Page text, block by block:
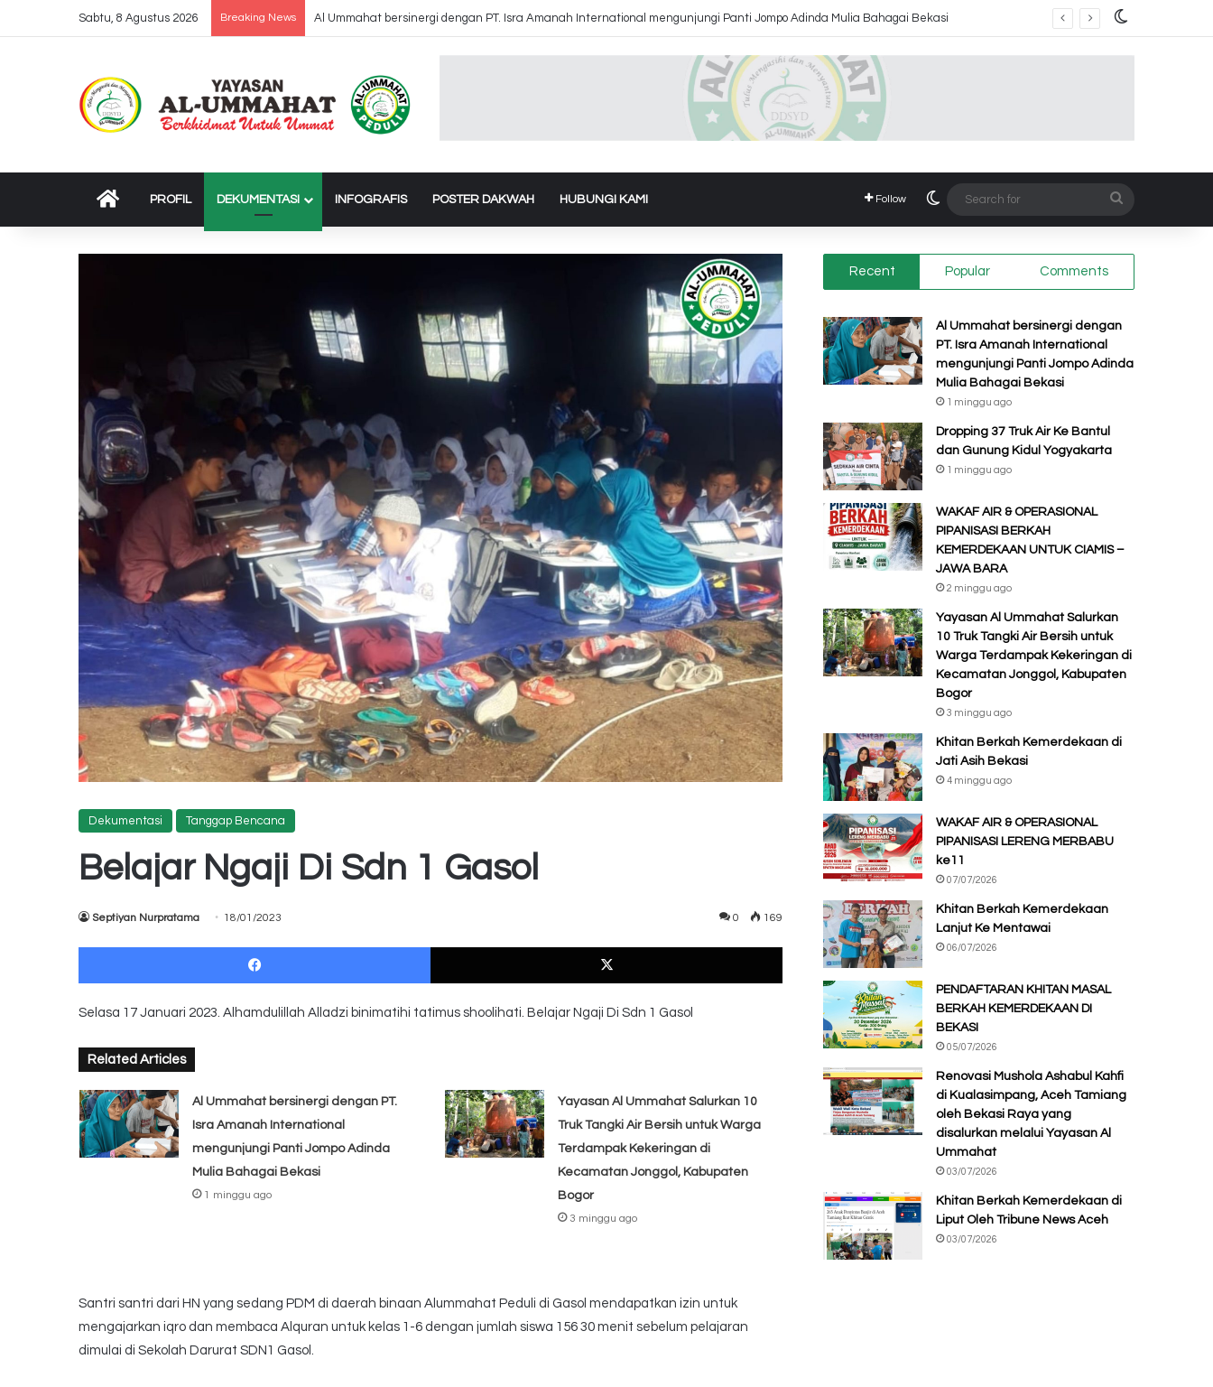
Sabtu, 8 Agustus 2026 Breaking News Al Ummahat bersinergi dengan PT. Isra Amanah International mengunjungi Panti Jompo Adinda Mulia Bahagai Bekasi
BERANDA
PROFIL DEKUMENTASI INFOGRAFIS POSTER DAKWAH HUBUNGI KAMI Follow Switch skin
for
Dekumentasi Tanggap Bencana
Belajar Ngaji Di Sdn 1 Gasol
Septiyan Nurpratama 18/01/2023 0 169
Facebook X
Selasa 17 Januari 2023. Alhamdulillah Alladzi binimatihi tatimus shoolihati. Belajar Ngaji Di Sdn 1 Gasol
Related Articles
Al Ummahat bersinergi dengan PT.
Isra Amanah International
mengunjungi Panti Jompo Adinda
Mulia Bahagai Bekasi
1 minggu ago
Yayasan Al Ummahat Salurkan 10
Truk Tangki Air Bersih untuk Warga
Terdampak Kekeringan di
Kecamatan Jonggol, Kabupaten
Bogor
3 minggu ago
Santri santri dari HN yang sedang PDM di daerah binaan Alummahat Peduli di Gasol mendapatkan izin untuk
mengajarkan iqro dan membaca Alquran untuk kelas 1-6 dengan jumlah siswa 156 30 menit sebelum pelajaran
dimulai di Sekolah Darurat SDN1 Gasol.
Recent Popular Comments
Al Ummahat bersinergi dengan
PT. Isra Amanah International
mengunjungi Panti Jompo Adinda
Mulia Bahagai Bekasi
1 minggu ago
Dropping 37 Truk Air Ke Bantul
dan Gunung Kidul Yogyakarta
1 minggu ago
WAKAF AIR & OPERASIONAL
PIPANISASI BERKAH
KEMERDEKAAN UNTUK CIAMIS –
JAWA BARA
2 minggu ago
Yayasan Al Ummahat Salurkan
10 Truk Tangki Air Bersih untuk
Warga Terdampak Kekeringan di
Kecamatan Jonggol, Kabupaten
Bogor
3 minggu ago
Khitan Berkah Kemerdekaan di
Jati Asih Bekasi
4 minggu ago
WAKAF AIR & OPERASIONAL
PIPANISASI LERENG MERBABU
ke11
07/07/2026
Khitan Berkah Kemerdekaan
Lanjut Ke Mentawai
06/07/2026
PENDAFTARAN KHITAN MASAL
BERKAH KEMERDEKAAN DI
BEKASI
05/07/2026
Renovasi Mushola Ashabul Kahfi
di Kualasimpang, Aceh Tamiang
oleh Bekasi Raya yang
disalurkan melalui Yayasan Al
Ummahat
03/07/2026
Khitan Berkah Kemerdekaan di
Liput Oleh Tribune News Aceh
03/07/2026